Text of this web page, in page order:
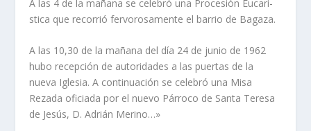
A las 4 de la mañana se celebró una Procesión Eucarí­
stica que recorrió fervorosamente el barrio de Bagaza.
A las 10,30 de la mañana del dí­a 24 de junio de 1962
hubo recepción de autoridades a las puertas de la
nueva Iglesia. A continuación se celebró una Misa
Rezada oficiada por el nuevo Párroco de Santa Teresa
de Jesús, D. Adrián Merino…»